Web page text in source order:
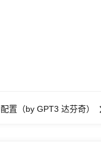
置（by GPT3 达芬奇）